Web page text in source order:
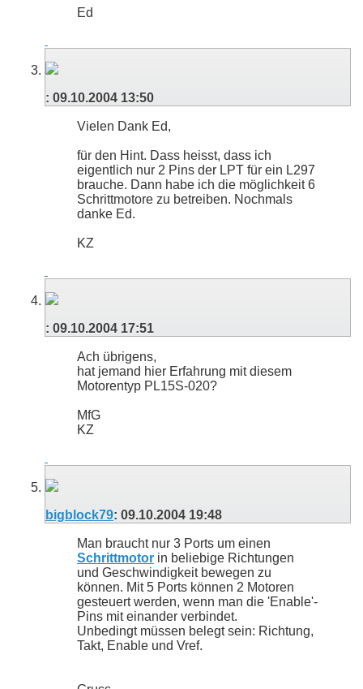
Ed
: 09.10.2004 13:50
Vielen Dank Ed,
für den Hint. Dass heisst, dass ich
eigentlich nur 2 Pins der LPT für ein L297
brauche. Dann habe ich die möglichkeit 6
Schrittmotore zu betreiben. Nochmals
danke Ed.
KZ
: 09.10.2004 17:51
Ach übrigens,
hat jemand hier Erfahrung mit diesem
Motorentyp PL15S-020?
MfG
KZ
bigblock79: 09.10.2004 19:48
Man braucht nur 3 Ports um einen
Schrittmotor in beliebige Richtungen
und Geschwindigkeit bewegen zu
können. Mit 5 Ports können 2 Motoren
gesteuert werden, wenn man die 'Enable'-
Pins mit einander verbindet.
Unbedingt müssen belegt sein: Richtung,
Takt, Enable und Vref.